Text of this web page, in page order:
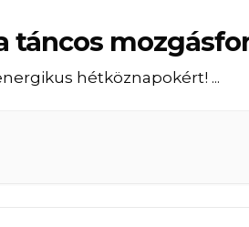
táncos
hétköznapokért! ...